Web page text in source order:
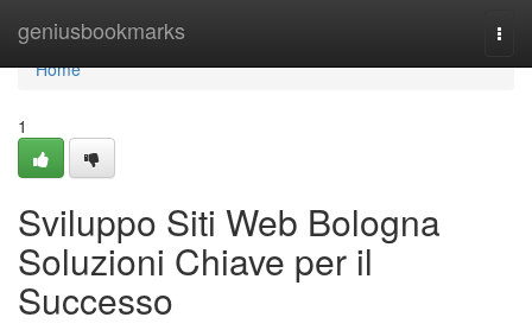
geniusbookmarks
Home
Home
1
Sviluppo Siti Web Bologna
Soluzioni Chiave per il
Successo